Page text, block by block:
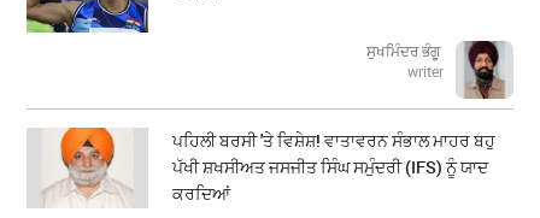
ਸੁਖਮਿੰਦਰ ਭੰਗੂ
writer
ਪਹਿਲੀ ਬਰਸੀ 'ਤੇ ਵਿਸ਼ੇਸ਼! ਵਾਤਾਵਰਨ ਸੰਭਾਲ ਮਾਹਰ ਬਹੁ
ਪੱਖੀ ਸ਼ਖਸੀਅਤ ਜਸਜੀਤ ਸਿੰਘ ਸਮੁੰਦਰੀ (IFS) ਨੂੰ ਯਾਦ
ਕਰਦਿਆਂ